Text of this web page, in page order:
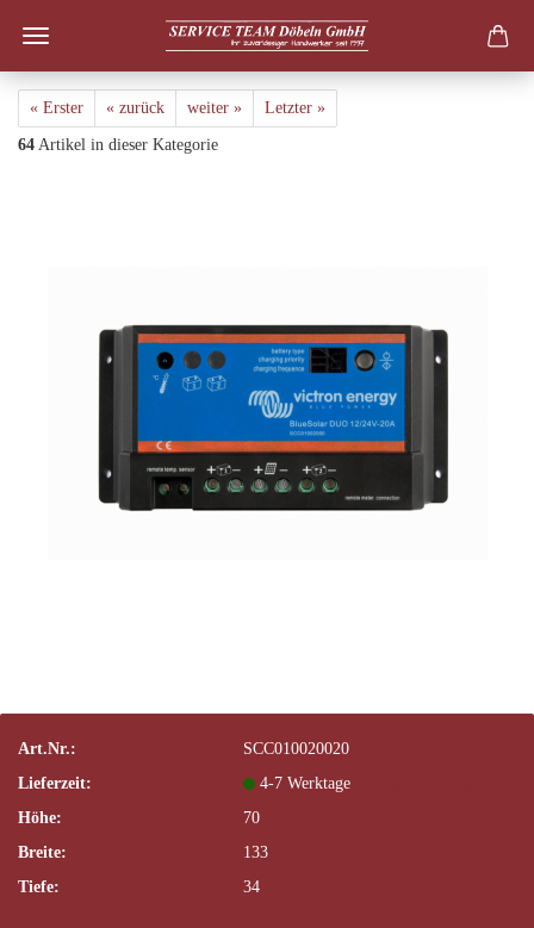
« Erster « zurück weiter » Letzter »
64 Artikel in dieser Kategorie
Art.Nr.:
SCC010020020
Lieferzeit:
4-7 Werktage
Höhe:
70
Breite:
133
Tiefe:
34